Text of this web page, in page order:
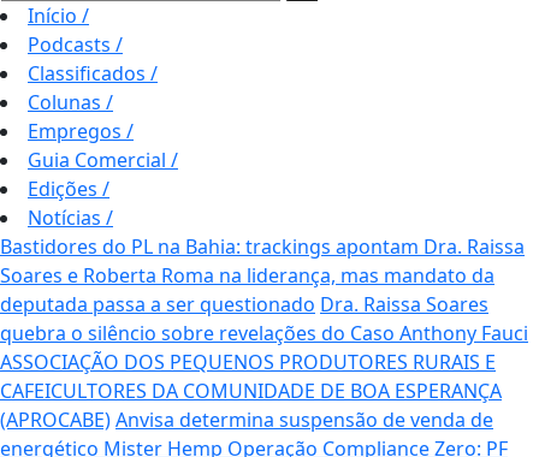
Início /
Podcasts /
Classificados /
Colunas /
Empregos /
Guia Comercial /
Edições /
Notícias /
Bastidores do PL na Bahia: trackings apontam Dra. Raissa
Soares e Roberta Roma na liderança, mas mandato da
deputada passa a ser questionado Dra. Raissa Soares
quebra o silêncio sobre revelações do Caso Anthony Fauci
ASSOCIAÇÃO DOS PEQUENOS PRODUTORES RURAIS E
CAFEICULTORES DA COMUNIDADE DE BOA ESPERANÇA
(APROCABE)Anvisa determina suspensão de venda de
energético Mister Hemp Operação Compliance Zero: PF